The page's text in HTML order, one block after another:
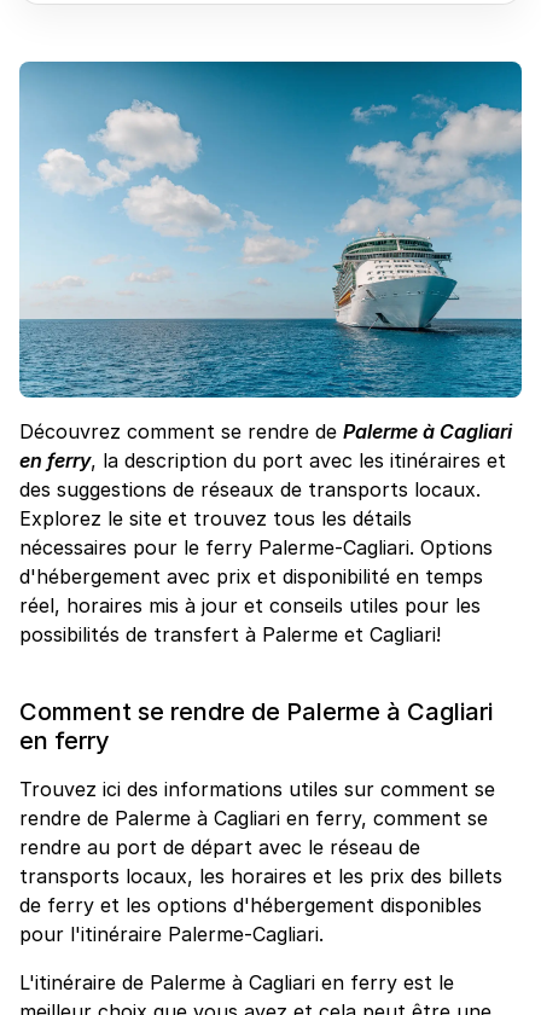
Découvrez comment se rendre de Palerme à Cagliari
en ferry, la description du port avec les itinéraires et
des suggestions de réseaux de transports locaux.
Explorez le site et trouvez tous les détails
nécessaires pour le ferry Palerme-Cagliari. Options
d'hébergement avec prix et disponibilité en temps
réel, horaires mis à jour et conseils utiles pour les
possibilités de transfert à Palerme et Cagliari!
Comment se rendre de Palerme à Cagliari
en ferry
Trouvez ici des informations utiles sur comment se
rendre de Palerme à Cagliari en ferry, comment se
rendre au port de départ avec le réseau de
transports locaux, les horaires et les prix des billets
de ferry et les options d'hébergement disponibles
pour l'itinéraire Palerme-Cagliari.
L'itinéraire de Palerme à Cagliari en ferry est le